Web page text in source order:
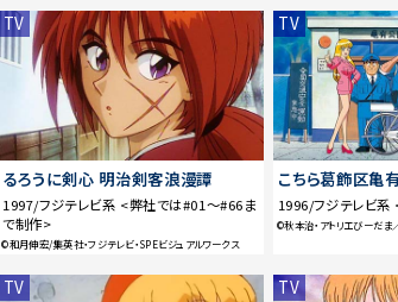
TV
るろうに剣心 明治剣客浪漫譚
1997/フジテレビ系 <弊社では#01〜#66ま
で制作>
©和月伸宏/集英社・フジテレビ・SPEビジュアルワークス
TV
こちら葛飾区亀
1996/フジテレビ
©秋本治・アトリエびーだま
TV TV